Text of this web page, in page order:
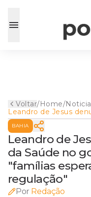
Voltar/Home/
Leandro de Jesus
situação da Saúde no
governo do Estado:
esperando há
regulação"
BAHIA
Leandro de
da Saúde no
"famílias
regulação"
Por Redação